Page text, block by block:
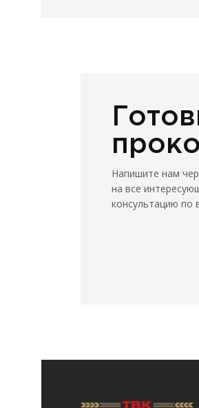
Напишите нам
на все
консультацию по